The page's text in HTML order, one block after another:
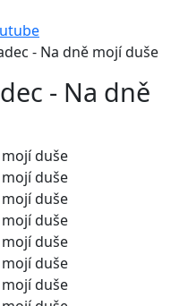
- Na dně mojí duše
- Na dně
duše
duše
duše
duše
duše
duše
duše